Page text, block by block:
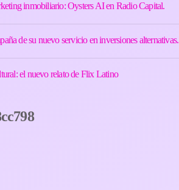
inmobiliario: Oysters AI en Radio Capital.
de su nuevo servicio en inversiones alternativas.
el nuevo relato de Flix Latino